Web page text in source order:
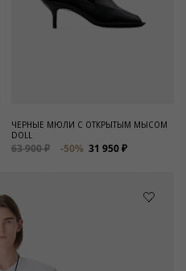
ЧЕРНЫЕ МЮЛИ С ОТКРЫТЫМ МЫСОМ
DOLL
63 900 ₽ -50% 31 950 ₽